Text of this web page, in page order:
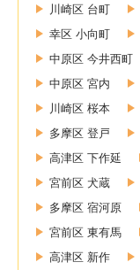
川崎区 台町
幸区 小向町
中原区 今井西町
中原区 宮内
川崎区 桜本
多摩区 登戸
高津区 下作延
宮前区 犬蔵
多摩区 宿河原
宮前区 東有馬
高津区 新作